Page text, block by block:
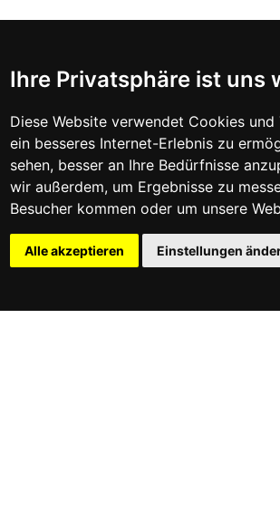
Ihre Privatsphäre ist uns
Diese Website verwendet Cookies
ein besseres Internet-Erlebnis zu
sehen, besser an Ihre Bedürfnisse
wir außerdem, um Ergebnisse zu
Besucher kommen oder um unsere
Alle akzeptieren Einstellungen